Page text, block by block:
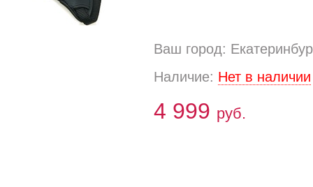
Ваш город:
Наличие: Нет в наличии
4 999 руб.